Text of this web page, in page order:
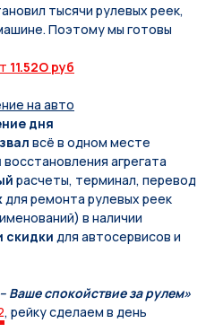
тысячи рулевых реек,
Поэтому мы готовы
11.52O руб
на авто
дня
всё в одном месте
восстановления агрегата
расчеты, терминал, перевод
для ремонта рулевых реек
в наличии
скидки для автосервисов и
Ваше спокойствие за рулем»
, рейку сделаем в день